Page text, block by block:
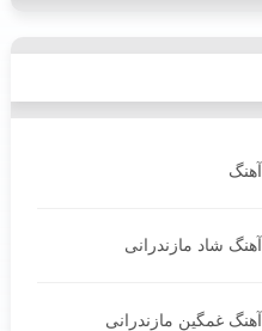
آهنگ
آهنگ شاد مازندرانی
آهنگ غمگین مازندرانی